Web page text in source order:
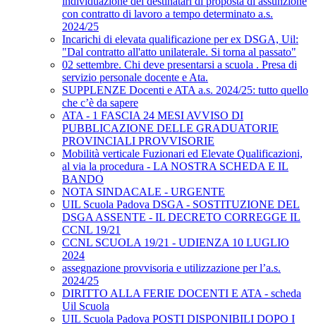
con contratto di lavoro a tempo determinato a.s.
2024/25
Incarichi di elevata qualificazione per ex DSGA, Uil:
"Dal contratto all'atto unilaterale. Si torna al passato"
02 settembre. Chi deve presentarsi a scuola . Presa di
servizio personale docente e Ata.
SUPPLENZE Docenti e ATA a.s. 2024/25: tutto quello
che c’è da sapere
ATA - 1 FASCIA 24 MESI AVVISO DI
PUBBLICAZIONE DELLE GRADUATORIE
PROVINCIALI PROVVISORIE
Mobilità verticale Fuzionari ed Elevate Qualificazioni,
al via la procedura - LA NOSTRA SCHEDA E IL
BANDO
NOTA SINDACALE - URGENTE
UIL Scuola Padova DSGA - SOSTITUZIONE DEL
DSGA ASSENTE - IL DECRETO CORREGGE IL
CCNL 19/21
CCNL SCUOLA 19/21 - UDIENZA 10 LUGLIO
2024
assegnazione provvisoria e utilizzazione per l’a.s.
2024/25
DIRITTO ALLA FERIE DOCENTI E ATA - scheda
Uil Scuola
UIL Scuola Padova POSTI DISPONIBILI DOPO I